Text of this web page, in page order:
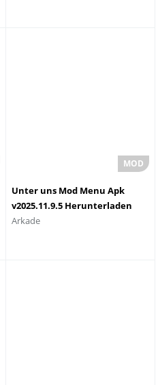
Unter uns Mod Menu Apk
v2025.11.9.5 Herunterladen
(Alles entsperrt/Mod-MenÃ¼)
Arkade